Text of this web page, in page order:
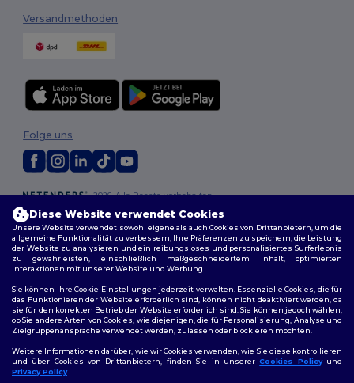
Versandmethoden
2026. Alle Rechte vorbehalten
Allgemeine Geschäftsbedingungen|Personalisierungsrichtlinien
Datenschutzbestimmungen | Cookie-Richtlinie | Site Map
Folge uns
Diese Website verwendet Cookies
Unsere Website verwendet sowohl eigene als auch Cookies von Drittanbietern, um die
allgemeine Funktionalität zu verbessern, Ihre Präferenzen zu speichern, die Leistung
der Website zu analysieren und ein reibungsloses und personalisiertes Surferlebnis
zu gewährleisten, einschließlich maßgeschneidertem Inhalt, optimierten
Interaktionen mit unserer Website und Werbung.
Sie können Ihre Cookie-Einstellungen jederzeit verwalten. Essenzielle Cookies, die für
das Funktionieren der Website erforderlich sind, können nicht deaktiviert werden, da
sie für den korrekten Betrieb der Website erforderlich sind. Sie können jedoch wählen,
ob Sie andere Arten von Cookies, wie diejenigen, die für Personalisierung, Analyse und
Zielgruppenansprache verwendet werden, zulassen oder blockieren möchten.
Weitere Informationen darüber, wie wir Cookies verwenden, wie Sie diese kontrollieren
und über Cookies von Drittanbietern, finden Sie in unsererCookies Policyund
Privacy Policy.